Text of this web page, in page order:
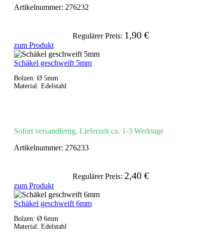
Artikelnummer: 276232
Regulärer Preis: 1,90 €
zum Produkt
Schäkel geschweift 5mm
Bolzen: Ø 5mm
Material: Edelstahl
Sofort versandfertig, Lieferzeit ca. 1-3 Werktage
Artikelnummer: 276233
Regulärer Preis: 2,40 €
zum Produkt
Schäkel geschweift 6mm
Bolzen: Ø 6mm
Material: Edelstahl